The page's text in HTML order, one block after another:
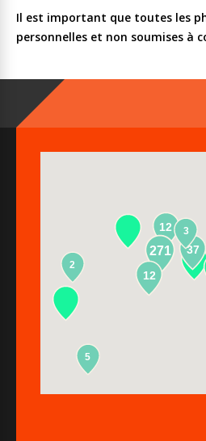
Il est important que toutes les
personnelles et non soumises à
12
271 37
2
5
12
3